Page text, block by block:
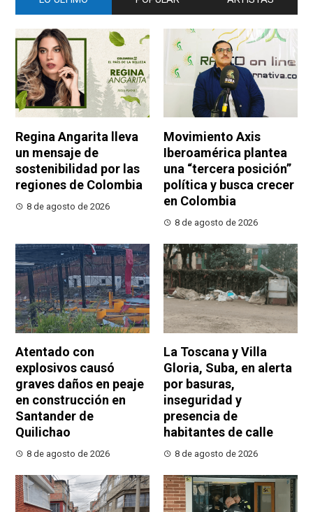
Regina Angarita lleva
un mensaje de
sostenibilidad por las
regiones de Colombia
8 de agosto de 2026
Movimiento Axis
Iberoamérica plantea
una “tercera posición”
política y busca crecer
en Colombia
8 de agosto de 2026
Atentado con
explosivos causó
graves daños en peaje
en construcción en
Santander de
Quilichao
8 de agosto de 2026
La Toscana y Villa
Gloria, Suba, en alerta
por basuras,
inseguridad y
presencia de
habitantes de calle
8 de agosto de 2026